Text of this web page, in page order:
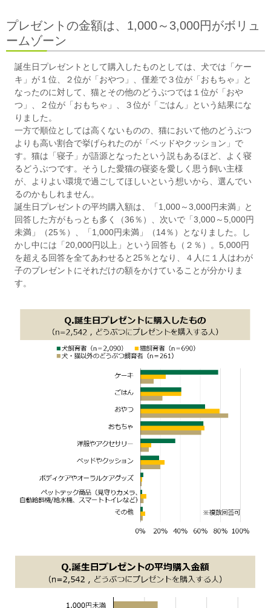
プレゼントの金額は、1,000～3,000円がボリュ
ームゾーン
誕生日プレゼントとして購入したものとしては、犬では「ケー
キ」が１位、２位が「おやつ」、僅差で３位が「おもちゃ」と
なったのに対して、猫とその他のどうぶつでは１位が「おや
つ」、２位が「おもちゃ」、３位が「ごはん」という結果にな
りました。
一方で順位としては高くないものの、猫において他のどうぶつ
よりも高い割合で挙げられたのが「ベッドやクッション」で
す。猫は「寝子」が語源となったという説もあるほど、よく寝
るどうぶつです。そうした愛猫の寝姿を愛しく思う飼い主様
が、よりよい環境で過ごしてほしいという想いから、選んでい
るのかもしれません。
誕生日プレゼントの平均購入額は、「1,000～3,000円未満」と
回答した方がもっとも多く（36％）、次いで「3,000～5,000円
未満」（25％）、「1,000円未満」（14％）となりました。し
かし中には「20,000円以上」という回答も（２％）。5,000円
を超える回答を全てあわせると25％となり、４人に１人はわが
子のプレゼントにそれだけの額をかけていることが分かりま
す。